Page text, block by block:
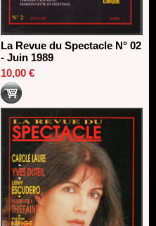
La Revue du Spectacle N° 02
- Juin 1989
10,00 €